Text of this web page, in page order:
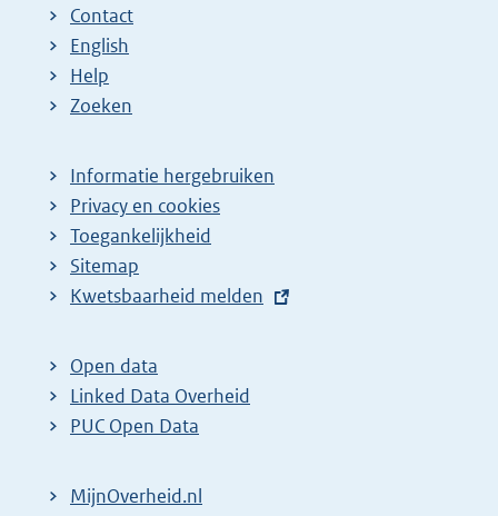
Contact
English
Help
Zoeken
Informatie hergebruiken
Privacy en cookies
Toegankelijkheid
Sitemap
E
t
e
r
l
Kwetsbaarheid melden
Open data
Linked Data Overheid
PUC Open Data
MijnOverheid.nl